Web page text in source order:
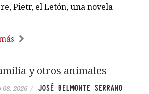
Pietr, el Letón, una novela
y otros animales
2026 / JOSÉ BELMONTE SERRANO